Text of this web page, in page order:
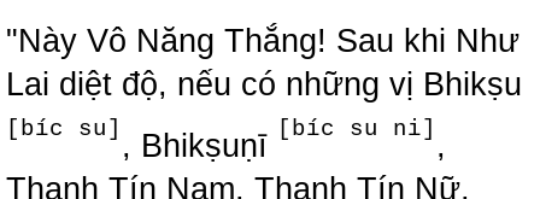
"Này Vô Năng Thắng! Sau khi Như
Lai diệt độ, nếu có những vị Bhikṣu
[bíc su] , Bhikṣuṇī [bíc su ni] ,
Thanh Tín Nam, Thanh Tín Nữ,